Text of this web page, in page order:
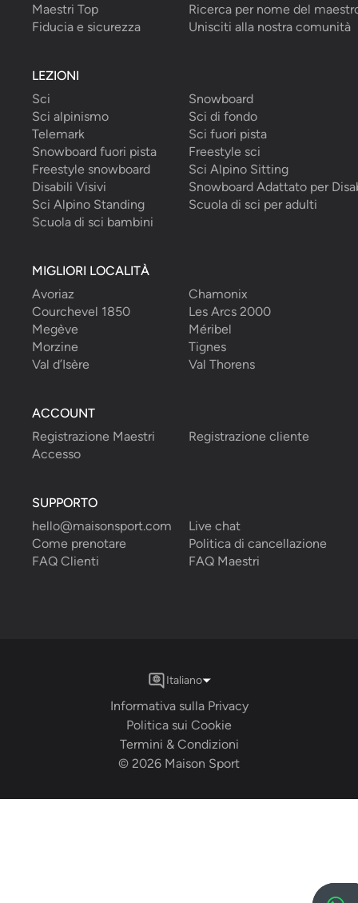
Maestri Top
Ricerca per nome del
Fiducia e sicurezza
Unisciti alla nostra comunità
LEZIONI
Sci
Snowboard
Sci alpinismo
Sci di fondo
Telemark
Sci fuori pista
Snowboard fuori pista
Freestyle sci
Freestyle snowboard
Sci Alpino Sitting
Disabili Visivi
Snowboard Adattato per
Sci Alpino Standing
Scuola di sci per adulti
Scuola di sci bambini
MIGLIORI LOCALITÀ
Avoriaz
Chamonix
Courchevel 1850
Les Arcs 2000
Megève
Méribel
Morzine
Tignes
Val d’Isère
Val Thorens
ACCOUNT
Registrazione Maestri
Registrazione cliente
Accesso
SUPPORTO
hello@maisonsport.com
Live chat
Come prenotare
Politica di cancellazione
FAQ Clienti
FAQ Maestri
© 2026 Maison Sport
Termini & Condizioni
Politica sui Cookie
Informativa sulla Privacy
Italiano